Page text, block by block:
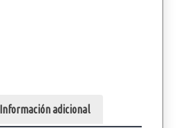
Información adicional